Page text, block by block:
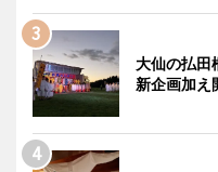
大仙の払田
新企画加え